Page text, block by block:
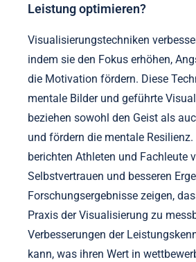
Leistung optimieren?
Visualisierungstechniken
indem sie den Fokus erhöhen,
die Motivation fördern. Diese
mentale Bilder und geführte
beziehen sowohl den Geist als
und fördern die mentale
berichten Athleten und Fachleute
Selbstvertrauen und besseren
Forschungsergebnisse zeigen,
Praxis der Visualisierung zu
Verbesserungen der
kann, was ihren Wert in